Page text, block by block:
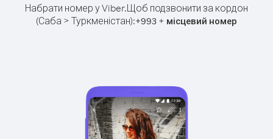
Набрати номер у Viber.Щоб подзвонити за кордон
(Саба > Туркменістан):+993 + місцевий номер